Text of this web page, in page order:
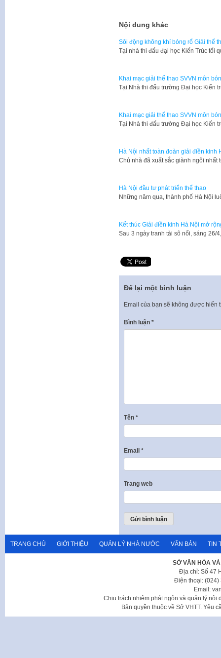
Nội dung khác
Sôi động không khí bóng rổ Giải thể
Tại nhà thi đấu đại học Kiến Trúc tối
Khai mạc giải thể thao SVVN môn
​Tại Nhà thi đấu trường Đại học Kiến
Khai mạc giải thể thao SVVN môn
​Tại Nhà thi đấu trường Đại học Kiến
Hà Nội nhất toàn đoàn giải điền kinh
Chủ nhà đã xuất sắc giành ngôi
Hà Nội đầu tư phát triển thể thao
Những năm qua, thành phố Hà Nội
Kết thúc Giải điền kinh Hà Nội mở
Sau 3 ngày tranh tài sô nổi, sáng
Để lại một bình luận
Email của bạn sẽ không được hiển
Bình luận *
Tên *
Email *
Trang web
TRANG CHỦ GIỚI THIỆU QUẢN LÝ NHÀ NƯỚC VĂN BẢN TIN
SỞ VĂN HÓA
Địa chỉ: Số 47
Điện thoại: (024)
Email:
Chịu trách nhiệm phát ngôn và quản lý nội
Bản quyền thuộc về Sở VHTT. Yêu